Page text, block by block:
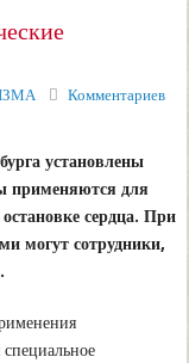
Комментариев
установлены
применяются для
сердца. При
могут сотрудники,
специальное